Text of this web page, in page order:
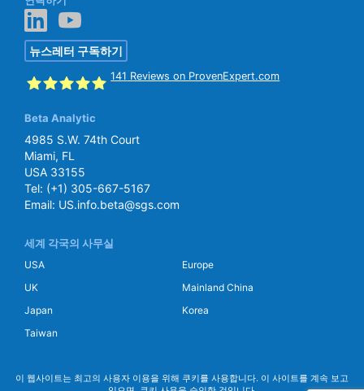
뉴스레터 구독하기
141 Reviews on ProvenExpert.com
Beta Analytic
4985 S.W. 74th Court
Miami, FL
USA 33155
Tel: (+1) 305-667-5167
Email: US.info.beta@sgs.com
세계 각국의 사무실
USA
Europe
UK
Mainland China
Japan
Korea
Taiwan
이 웹사이트는 최고의 사용자 이용을 위해 쿠키를 사용합니다. 이 사이트를 계속 보고